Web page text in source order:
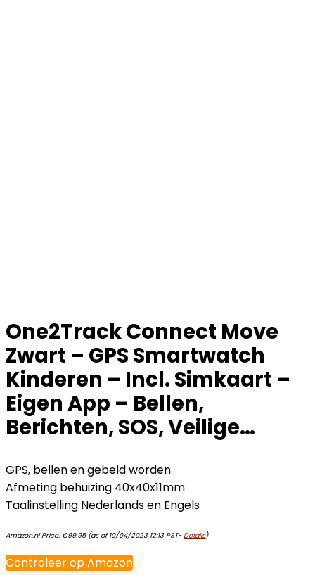
One2Track Connect Move
Zwart – GPS Smartwatch
Kinderen – Incl. Simkaart –
Eigen App – Bellen,
Berichten, SOS, Veilige…
GPS, bellen en gebeld worden
Afmeting behuizing 40x40x11mm
Taalinstelling Nederlands en Engels
Amazon.nl Price: €99.95(as of 10/04/2023 12:13 PST-Details)
Controleer op Amazon